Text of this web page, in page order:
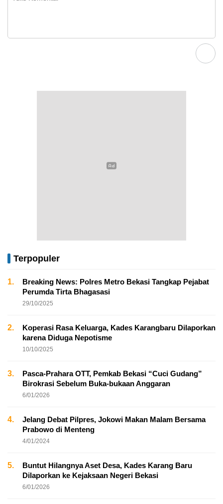
Terpopuler
1.
Breaking News: Polres Metro Bekasi Tangkap Pejabat
Perumda Tirta Bhagasasi
29/10/2025
2.
Koperasi Rasa Keluarga, Kades Karangbaru Dilaporkan
karena Diduga Nepotisme
10/10/2025
3.
Pasca-Prahara OTT, Pemkab Bekasi “Cuci Gudang”
Birokrasi Sebelum Buka-bukaan Anggaran
6/01/2026
4.
Jelang Debat Pilpres, Jokowi Makan Malam Bersama
Prabowo di Menteng
4/01/2024
5.
Buntut Hilangnya Aset Desa, Kades Karang Baru
Dilaporkan ke Kejaksaan Negeri Bekasi
6/01/2026